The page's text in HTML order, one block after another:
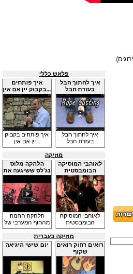
פלאש כללי
איך פותחים
בקבוק יין אם אין...
איך פותחים בקבוק
יין אם אין...
איך לחתוך חבל
בעזרת חבל
איך לחתוך חבל
בעזרת חבל
מוזיקה
הלהקה מלוס
נג'לס ששיגעה את
...
הלהקה החמה
מהחוף המערבי של
...
לאוהבי המוסיקה
הבומבסטית
לאוהבי המוסיקה
הבומבסטית
מוזיקה בעברית
יום שישי היגיאה
רואים רחוק רואים
שקוף